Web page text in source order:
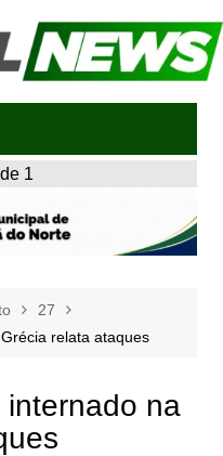
1
27
relata ataques
internado na